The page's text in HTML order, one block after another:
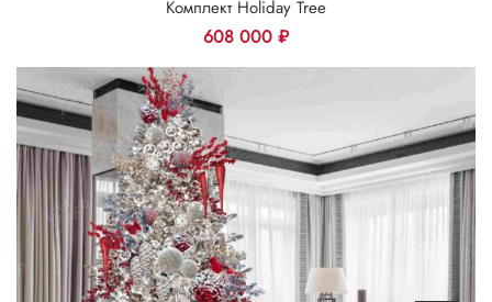
Комплект Holiday Tree
608 000 ₽